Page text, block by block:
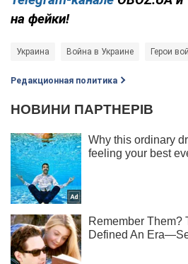
на фейки!
Украина Война в Украине Герои
Редакционная политика